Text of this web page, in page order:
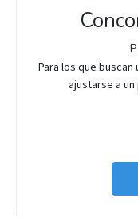
Para los que
ajustarse a